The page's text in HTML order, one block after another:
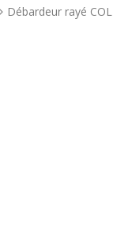
Débardeur rayé